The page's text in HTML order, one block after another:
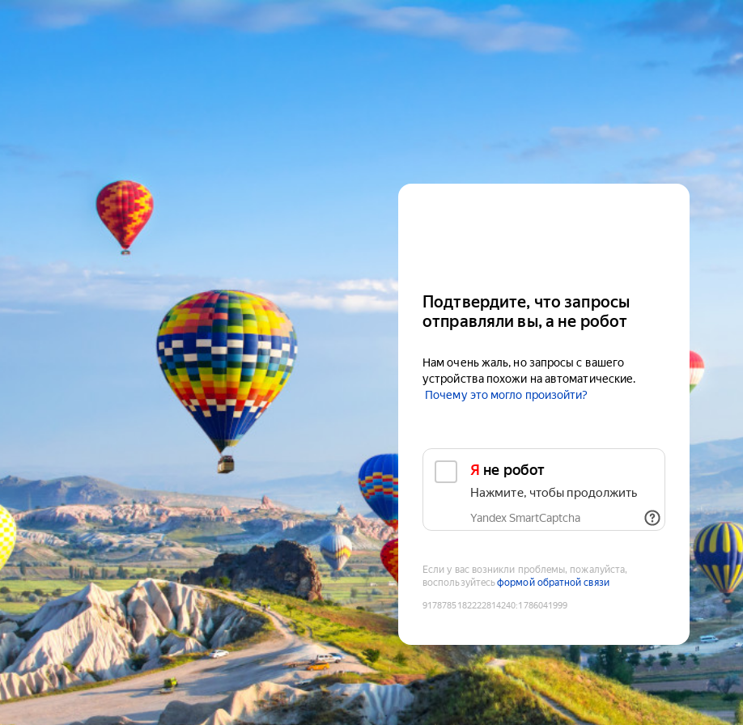
Подтвердите, что запросы
отправляли вы, а не робот
Нам очень жаль, но запросы с вашего
устройства похожи на автоматические.
Почему это могло произойти?
Я не робот
Нажмите, чтобы продолжить
Yandex SmartCaptcha
Если у вас возникли проблемы, пожалуйста,
воспользуйтесьформой обратной связи
9178785182222814240:1786041999